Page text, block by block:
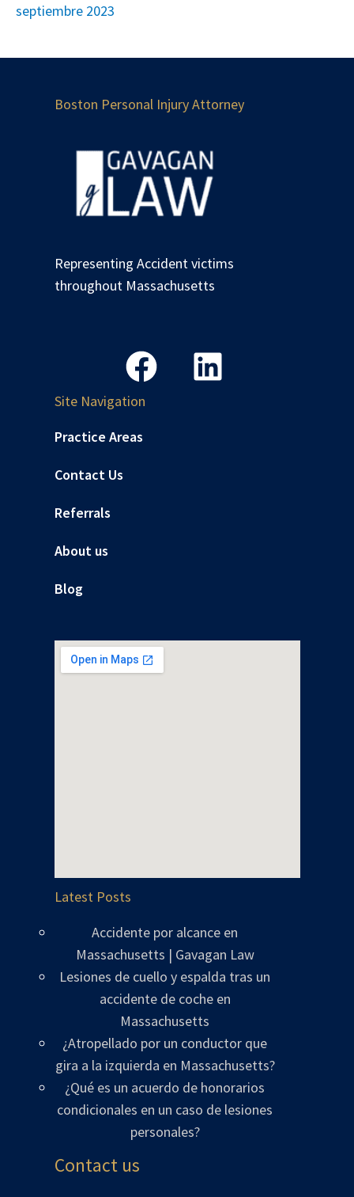
septiembre 2023
Boston Personal Injury Attorney
Representing Accident victims
throughout Massachusetts
Site Navigation
Practice Areas
Contact Us
Referrals
About us
Blog
Latest Posts
Accidente por alcance en
Massachusetts | Gavagan Law
Lesiones de cuello y espalda tras un
accidente de coche en
Massachusetts
¿Atropellado por un conductor que
gira a la izquierda en Massachusetts?
¿Qué es un acuerdo de honorarios
condicionales en un caso de lesiones
personales?
Contact us